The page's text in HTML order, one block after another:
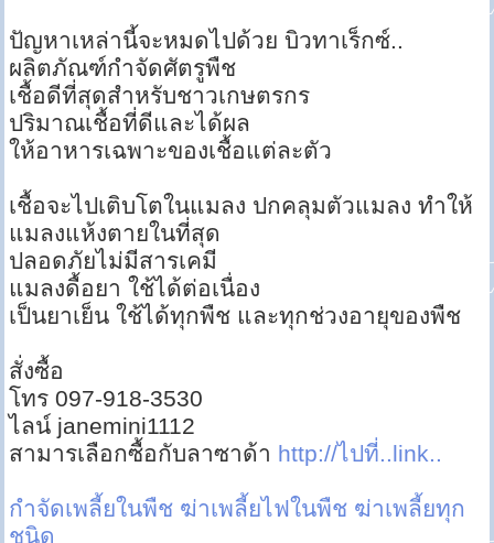
ปัญหาเหล่านี้จะหมดไปด้วย บิวทาเร็กซ์..
ผลิตภัณฑ์กำจัดศัตรูพืช
เชื้อดีที่สุดสำหรับชาวเกษตรกร
ปริมาณเชื้อที่ดีและได้ผล
ให้อาหารเฉพาะของเชื้อแต่ละตัว
เชื้อจะไปเติบโตในแมลง ปกคลุมตัวแมลง ทำให้
แมลงแห้งตายในที่สุด
ปลอดภัยไม่มีสารเคมี
แมลงดื้อยา ใช้ได้ต่อเนื่อง
เป็นยาเย็น ใช้ได้ทุกพืช และทุกช่วงอายุของพืช
สั่งซื้อ
โทร 097-918-3530
ไลน์ janemini1112
สามารเลือกซื้อกับลาซาด้า http://ไปที่..link..
กำจัดเพลี้ยในพืช ฆ่าเพลี้ยไฟในพืช ฆ่าเพลี้ยทุก
ชนิด